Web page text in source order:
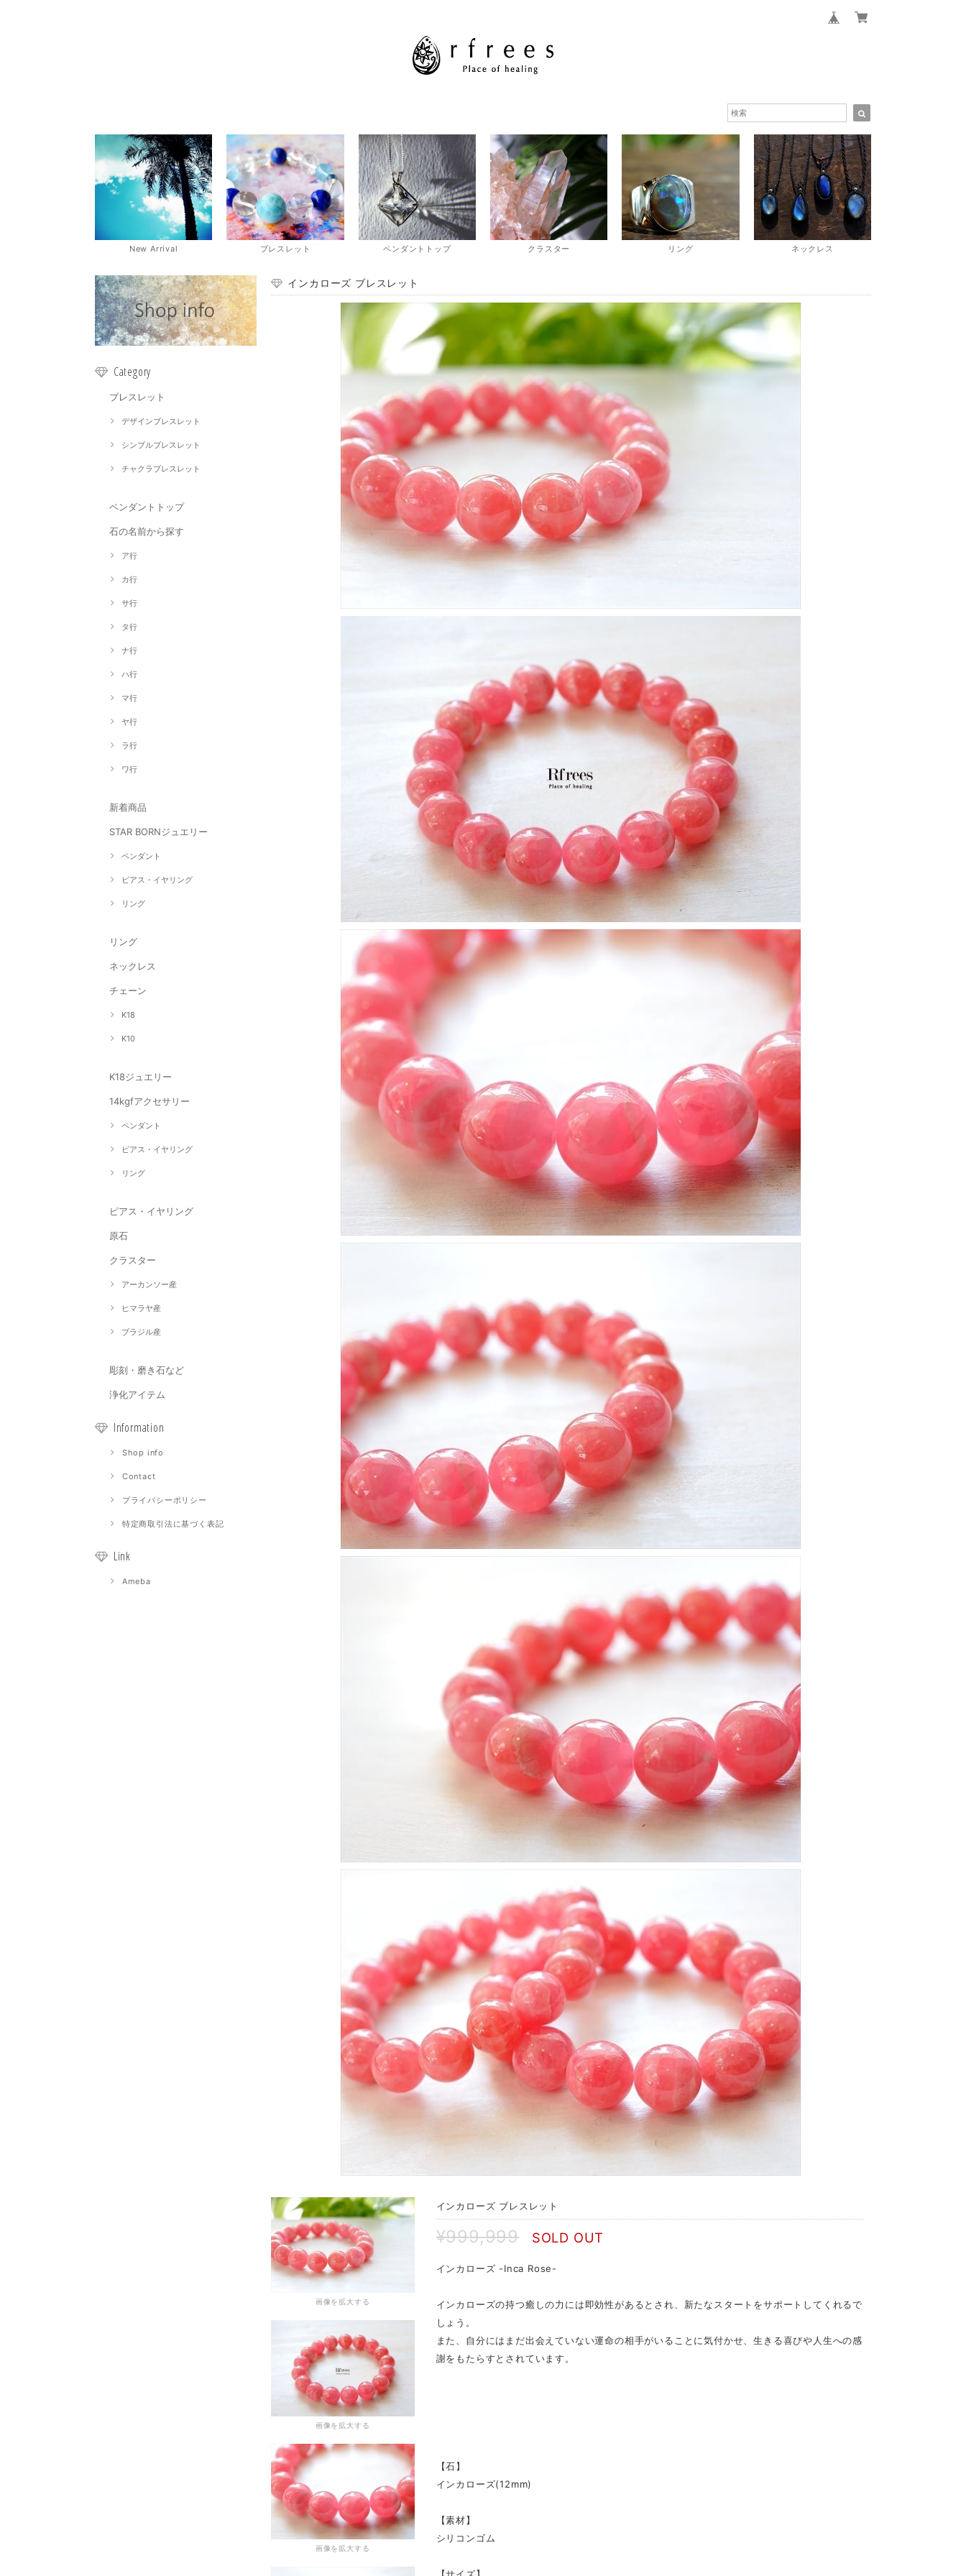
New Arrival ブレスレット ペンダントトップ クラスター リング ネックレス
Category
ブレスレット
デザインブレスレット
シンプルブレスレット
チャクラブレスレット
ペンダントトップ
石の名前から探す
ア行
カ行
サ行
タ行
ナ行
ハ行
マ行
ヤ行
ラ行
ワ行
新着商品
STAR BORNジュエリー
ペンダント
ピアス・イヤリング
リング
リング
ネックレス
チェーン
K18
K10
K18ジュエリー
14kgfアクセサリー
ペンダント
ピアス・イヤリング
リング
ピアス・イヤリング
原石
クラスター
アーカンソー産
ヒマラヤ産
ブラジル産
彫刻・磨き石など
浄化アイテム
Information
Shop info
Contact
プライバシーポリシー
特定商取引法に基づく表記
Link
Ameba
インカローズ ブレスレット
画像を拡大する
画像を拡大する
画像を拡大する
インカローズ ブレスレット
¥999,999 SOLD OUT
インカローズ -Inca Rose-
インカローズの持つ癒しの力には即効性があるとされ、新たなスタートをサポートしてくれるで
しょう。
また、自分にはまだ出会えていない運命の相手がいることに気付かせ、生きる喜びや人生への感
謝をもたらすとされています。
【石】
インカローズ(12mm)
【素材】
シリコンゴム